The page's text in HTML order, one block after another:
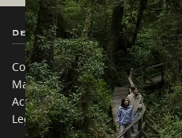
Destination BC
Contáctanos
Mapa del sitio
Acerca de
Legal y Políticas